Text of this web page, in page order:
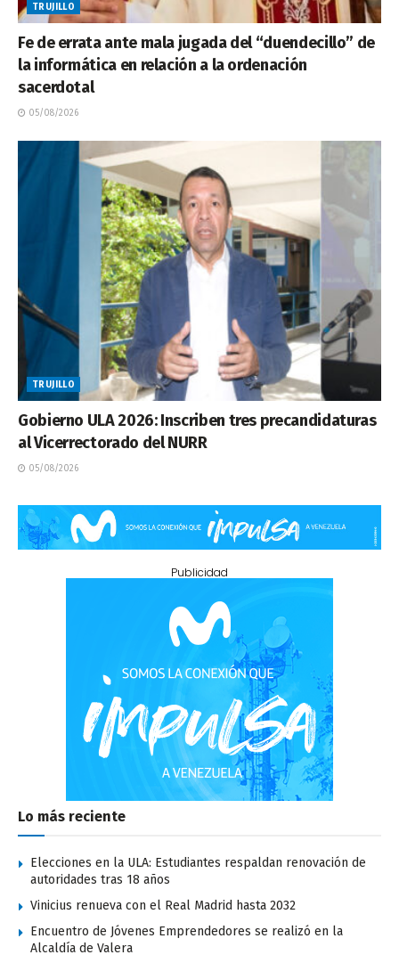
TRUJILLO
Fe de errata ante mala jugada del “duendecillo” de
la informática en relación a la ordenación
sacerdotal
05/08/2026
TRUJILLO
Gobierno ULA 2026: Inscriben tres precandidaturas
al Vicerrectorado del NURR
05/08/2026
Publicidad
Lo más reciente
Elecciones en la ULA: Estudiantes respaldan renovación de
autoridades tras 18 años
Vinicius renueva con el Real Madrid hasta 2032
Encuentro de Jóvenes Emprendedores se realizó en la
Alcaldía de Valera